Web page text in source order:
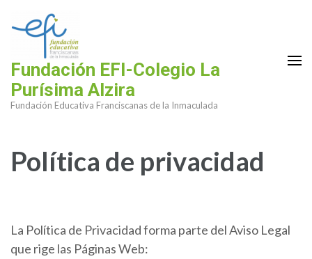
contenido
(presiona
tecla
Fundación EFI-Colegio La
Purísima Alzira
Fundación Educativa Franciscanas de la Inmaculada
Política de privacidad
La Política de Privacidad forma parte del Aviso Legal
que rige las Páginas Web: